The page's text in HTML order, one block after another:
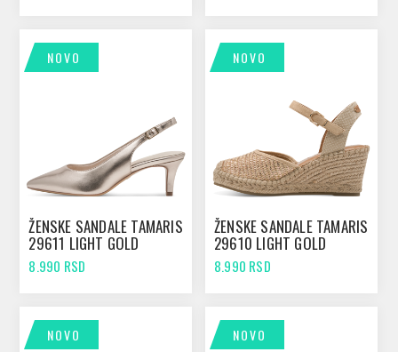
NOVO
ŽENSKE SANDALE TAMARIS
29611 LIGHT GOLD
8.990 RSD
NOVO
ŽENSKE SANDALE TAMARIS
29610 LIGHT GOLD
8.990 RSD
NOVO NOVO